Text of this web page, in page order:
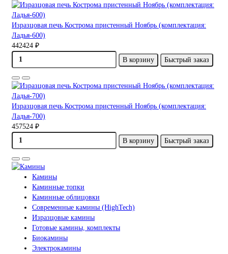
Изразцовая печь Кострома пристенный Ноябрь (комплектация:
Ладья-600)
442424 ₽
В корзину
Быстрый заказ
Изразцовая печь Кострома пристенный Ноябрь (комплектация:
Ладья-700)
457524 ₽
В корзину
Быстрый заказ
Камины
Каминные топки
Каминные облицовки
Современные камины (HighTech)
Изразцовые камины
Готовые камины, комплекты
Биокамины
Электрокамины